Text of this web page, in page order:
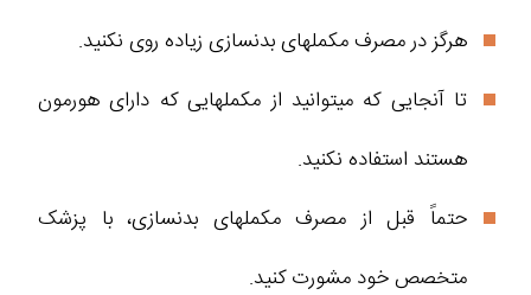
هرگز در مصرف مکملهای بدنسازی زیاده روی نکنید.
تا آنجایی که میتوانید از مکملهایی که دارای هورمون
هستند استفاده نکنید.
حتماً قبل از مصرف مکملهای بدنسازی، با پزشک
متخصص خود مشورت کنید.